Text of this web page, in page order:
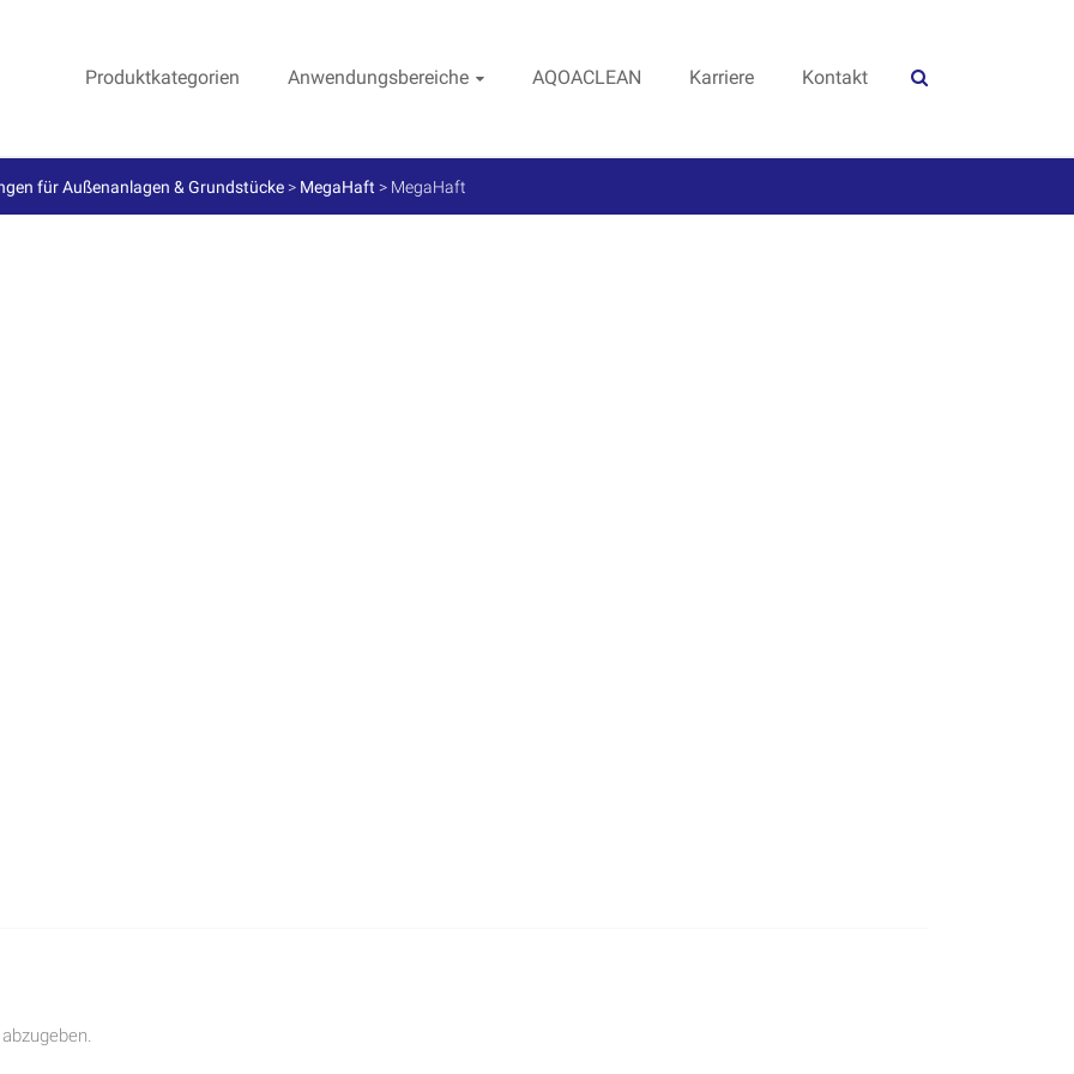
Produktkategorien Anwendungsbereiche AQOACLEAN Karriere Kontakt
für Außenanlagen & Grundstücke > MegaHaft > MegaHaft